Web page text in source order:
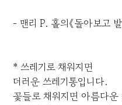
- 맨리 P. 홀의《돌아보고
* 쓰레기로 채워지면
더러운 쓰레기통입니다.
꽃들로 채워지면 아름다